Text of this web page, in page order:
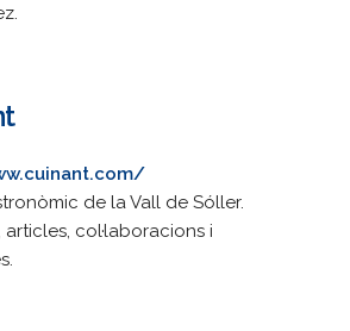
de la Vall de Sóller.
col·laboracions i